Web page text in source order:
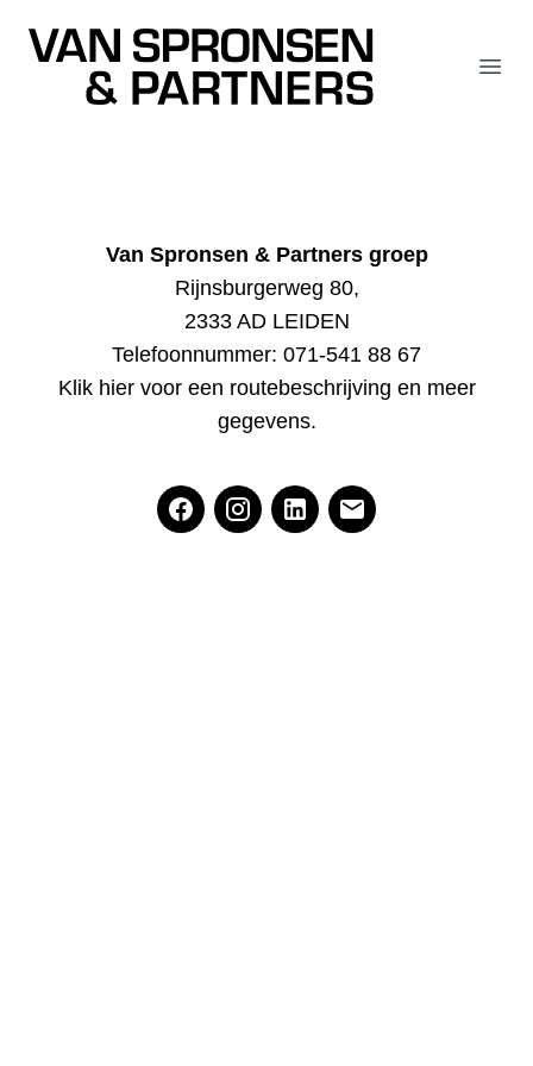
Van Spronsen & Partners
Van Spronsen & Partners groep
Rijnsburgerweg 80,
2333 AD LEIDEN
Telefoonnummer: 071-541 88 67
Klik hier voor een routebeschrijving en meer
gegevens.